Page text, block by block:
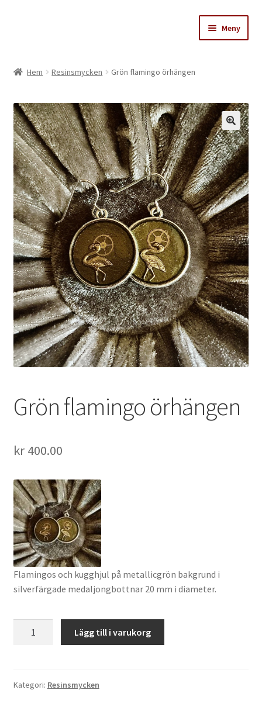
Meny
Till kassan
Köpvillkor
Hem Resinsmycken Grön flamingo örhängen
Grön flamingo örhängen
kr400.00
Flamingos och kugghjul på metallicgrön bakgrund i
silverfärgade medaljongbottnar 20 mm i diameter.
Lägg till i varukorg
Kategori: Resinsmycken